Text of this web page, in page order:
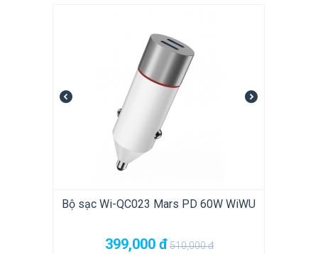
Bộ sạc Wi-QC023 Mars PD 60W WiWU
399,000 đ510,000đ